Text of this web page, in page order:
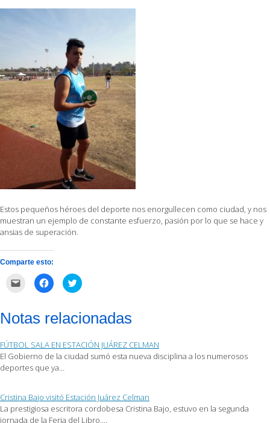
Estos pequeños héroes del deporte nos enorgullecen como ciudad, y nos
muestran un ejemplo de constante esfuerzo, pasión por lo que se hace y
ansias de superación.
Comparte esto:
correo
electrónico
amigo
(Se
abre
en
Haz
clic
Facebook
(Se
una
ventana
nueva)
Haz
clic
en
Twitter
(Se
una
ventana
nueva)
Notas relacionadas
FÚTBOL SALA EN ESTACIÓN JUÁREZ CELMAN
El Gobierno de la ciudad sumó esta nueva disciplina a los numerosos
deportes que ya…
Cristina Bajo visitó Estación Juárez Celman
La prestigiosa escritora cordobesa Cristina Bajo, estuvo en la segunda
jornada de la Feria del Libro.…